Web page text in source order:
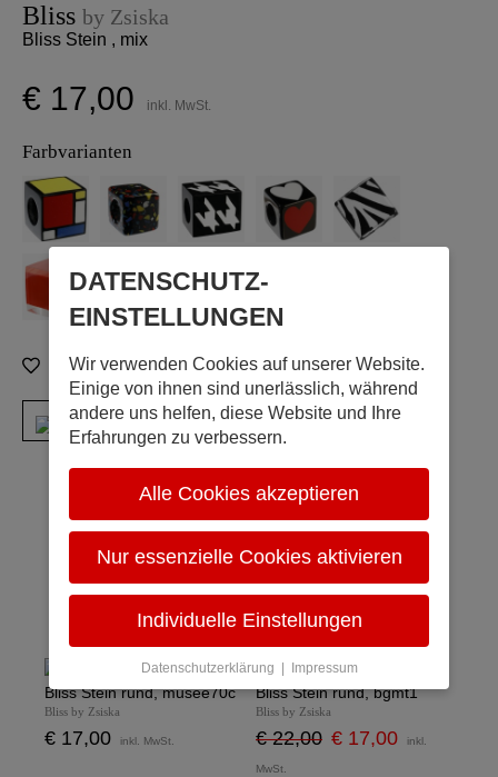
Bliss by Zsiska
Bliss Stein , mix
€ 17,00 inkl. MwSt.
Farbvarianten
mehr...
Zur Merkliste hinzufügen
Personen interessieren sich auch
dafür
Bliss Stein rund, musee70c
Bliss by Zsiska
€ 17,00 inkl. MwSt.
Bliss Stein rund, bgmt1
Bliss by Zsiska
€ 22,00 € 17,00 inkl.
MwSt.
DATENSCHUTZ­
EINSTELLUNGEN
Wir verwenden Cookies auf unserer Website.
Einige von ihnen sind unerlässlich, während
andere uns helfen, diese Website und Ihre
Erfahrungen zu verbessern.
Alle Cookies akzeptieren
Nur essenzielle Cookies aktivieren
Individuelle Einstellungen
Datenschutzerklärung Impressum